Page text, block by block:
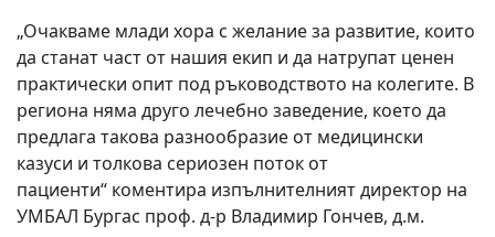
„Очакваме млади хора с желание за развитие, които
да станат част от нашия екип и да натрупат ценен
практически опит под ръководството на колегите. В
региона няма друго лечебно заведение, което да
предлага такова разнообразие от медицински
казуси и толкова сериозен поток от
пациенти“ коментира изпълнителният директор на
УМБАЛ Бургас проф. д-р Владимир Гончев, д.м.